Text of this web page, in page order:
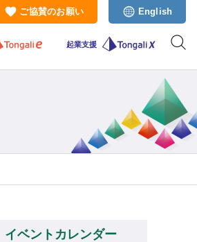
ご協賛のお願い English
起業支援
イベントカレンダー